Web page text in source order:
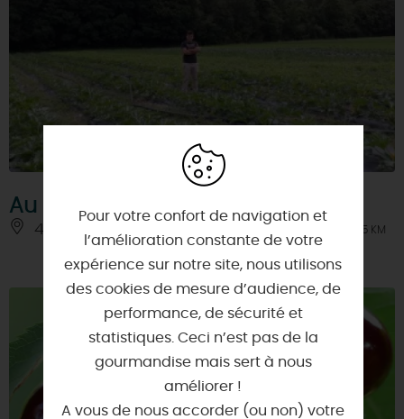
Au Jardin du Bonheur
45800 - SAINT-JEAN-DE-BRAYE À 5 KM
Pour votre confort de navigation et
l’amélioration constante de votre
expérience sur notre site, nous utilisons
des cookies de mesure d’audience, de
performance, de sécurité et
statistiques. Ceci n’est pas de la
gourmandise mais sert à nous
améliorer !
A vous de nous accorder (ou non) votre